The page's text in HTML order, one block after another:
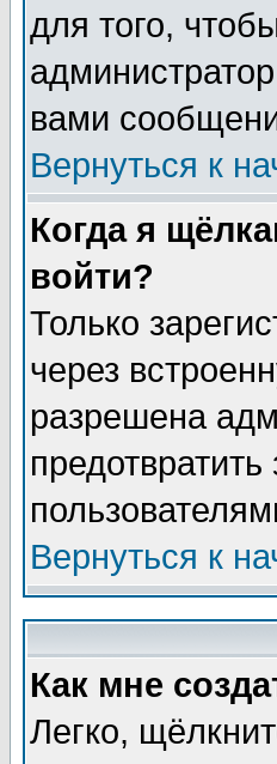
для того,
вами
Вернуться к
Когда я
войти?
Только
через
разрешена
Вернуться к
Как мне
Легко,